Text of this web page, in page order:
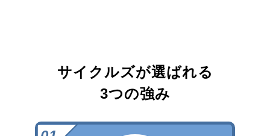
サイクルズが選ばれる
3つの強み